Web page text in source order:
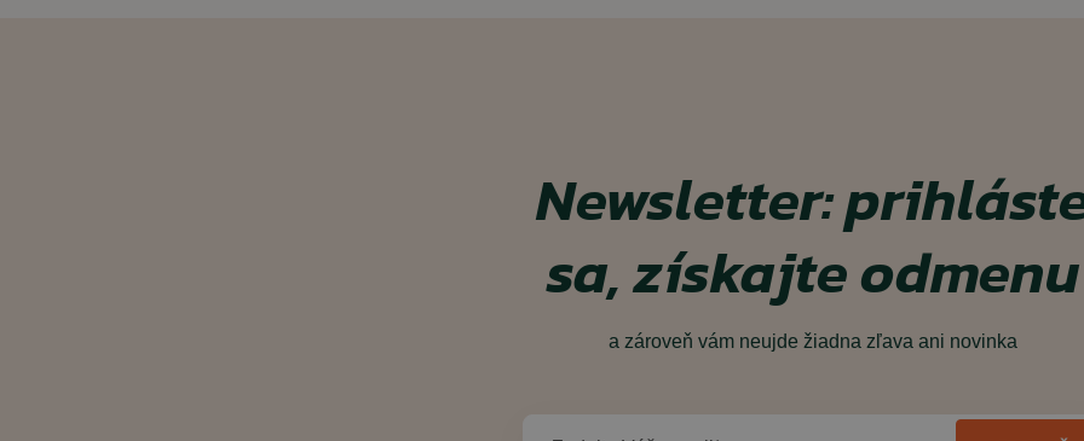
Newsletter:
sa, získajte odmenu
a zároveň vám neujde žiadna zľava ani novinka